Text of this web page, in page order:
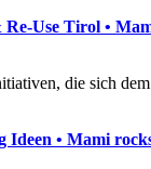
Use Tirol •
die sich
Ideen • Mami